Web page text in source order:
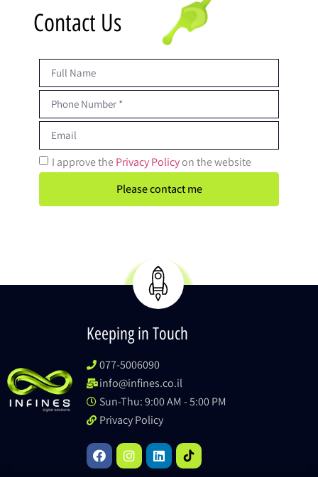
Contact Us
I approve thePrivacy Policyon the website
Please contact me
Keeping in Touch
077-5006090
info@infines.co.il
Sun-Thu: 9:00 AM - 5:00 PM
Privacy Policy